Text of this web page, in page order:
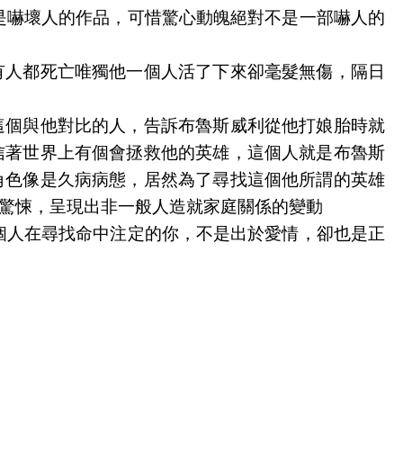
壞人的作品，可惜驚心動魄絕對不是一部嚇人的
都死亡唯獨他一個人活了下來卻毫髮無傷，隔日
與他對比的人，告訴布魯斯威利從他打娘胎時就
世界上有個會拯救他的英雄，這個人就是布魯斯
像是久病病態，居然為了尋找這個他所謂的英雄
悚，呈現出非一般人造就家庭關係的變動
在尋找命中注定的你，不是出於愛情，卻也是正